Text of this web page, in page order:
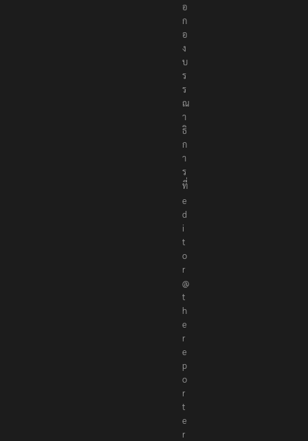
อ
ก
อ
ง
บ
ร
ร
ณ
า
ธิ
ก
า
ร
ที่
e
d
i
t
o
r
@
t
h
e
r
e
p
o
r
t
e
r